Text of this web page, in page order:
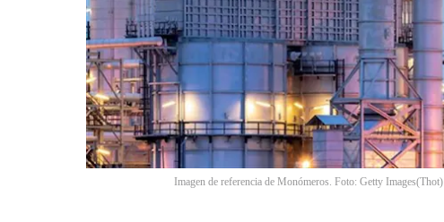
Imagen de referencia de Monómeros. Foto: Getty Images(Thot)